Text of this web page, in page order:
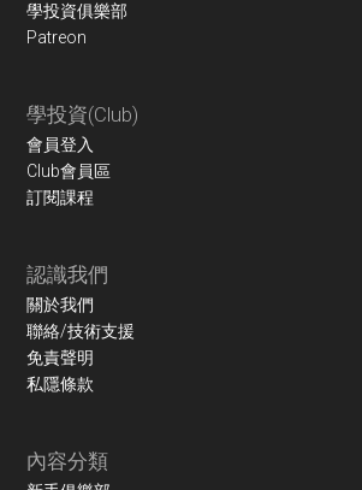
學投資俱樂部
Patreon
學投資(Club)
會員登入
Club會員區
訂閱課程
認識我們
關於我們
聯絡/技術支援
免責聲明
私隱條款
內容分類